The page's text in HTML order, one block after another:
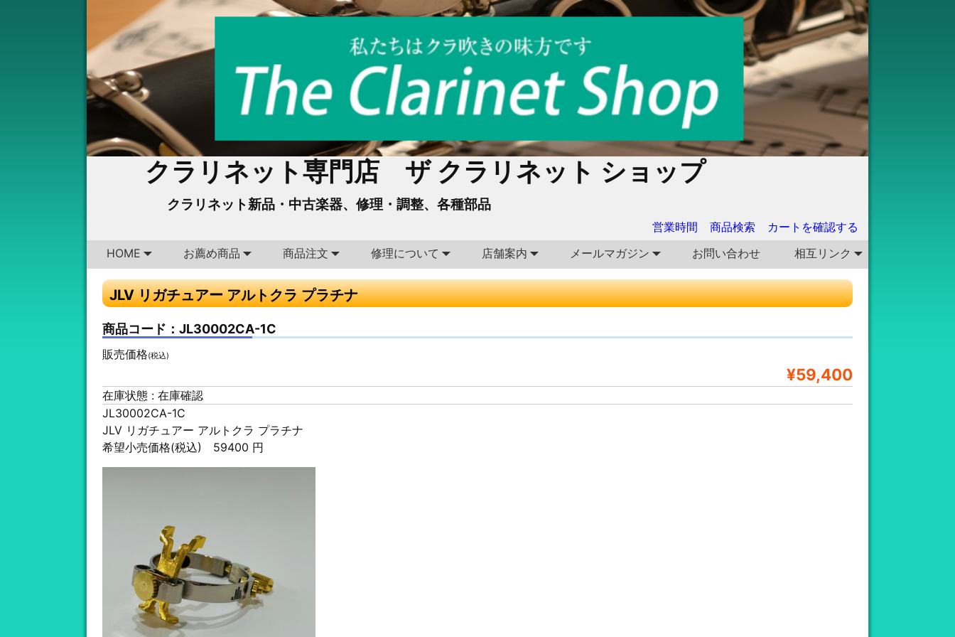
クラリネット専門店 ザ クラリネット ショップ
クラリネット新品・中古楽器、修理・調整、各種部品
営業時間 商品検索
カートを確認する
HOME
お薦め商品 商品注文 修理について 店舗案内 メールマガジン お問い合わせ 相互リンク
JLV リガチュアー アルトクラ プラチナ
商品コード：JL30002CA-1C
販売価格(税込)
¥59,400
在庫状態 : 在庫確認
JL30002CA-1C
JLV リガチュアー アルトクラ プラチナ
希望小売価格(税込) 59400 円